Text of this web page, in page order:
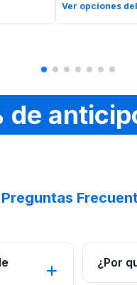
Ver opciones
de
Preguntas
¿Por